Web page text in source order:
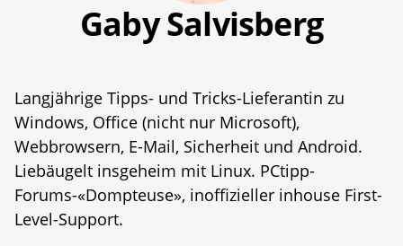
Gaby Salvisberg
Langjährige Tipps- und Tricks-Lieferantin zu
Windows, Office (nicht nur Microsoft),
Webbrowsern, E-Mail, Sicherheit und Android.
Liebäugelt insgeheim mit Linux. PCtipp-
Forums-«Dompteuse», inoffizieller inhouse First-
Level-Support.